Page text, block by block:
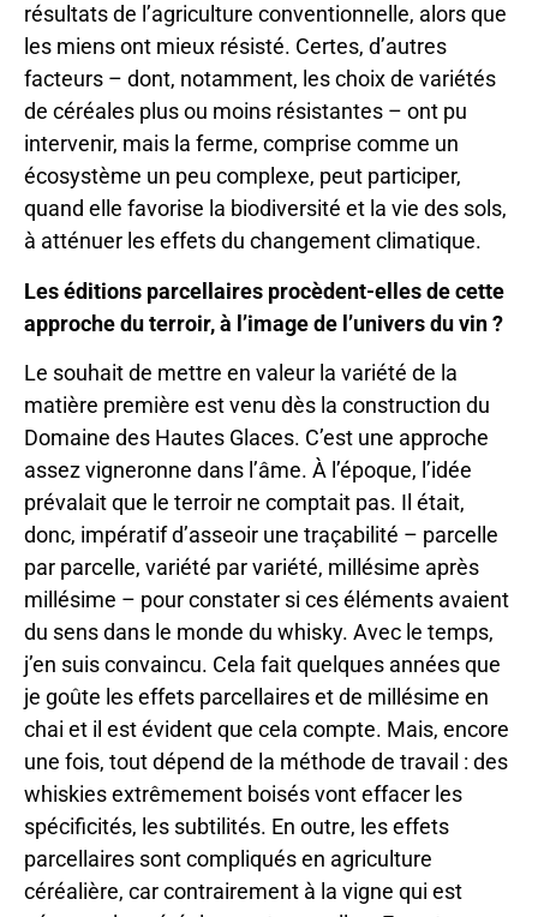
résultats de l’agriculture conventionnelle, alors que
les miens ont mieux résisté. Certes, d’autres
facteurs – dont, notamment, les choix de variétés
de céréales plus ou moins résistantes – ont pu
intervenir, mais la ferme, comprise comme un
écosystème un peu complexe, peut participer,
quand elle favorise la biodiversité et la vie des sols,
à atténuer les effets du changement climatique.
Les éditions parcellaires procèdent-elles de cette
approche du terroir, à l’image de l’univers du vin ?
Le souhait de mettre en valeur la variété de la
matière première est venu dès la construction du
Domaine des Hautes Glaces. C’est une approche
assez vigneronne dans l’âme. À l’époque, l’idée
prévalait que le terroir ne comptait pas. Il était,
donc, impératif d’asseoir une traçabilité – parcelle
par parcelle, variété par variété, millésime après
millésime – pour constater si ces éléments avaient
du sens dans le monde du whisky. Avec le temps,
j’en suis convaincu. Cela fait quelques années que
je goûte les effets parcellaires et de millésime en
chai et il est évident que cela compte. Mais, encore
une fois, tout dépend de la méthode de travail : des
whiskies extrêmement boisés vont effacer les
spécificités, les subtilités. En outre, les effets
parcellaires sont compliqués en agriculture
céréalière, car contrairement à la vigne qui est